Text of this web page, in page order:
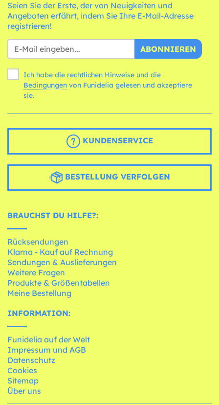
Seien Sie der Erste, der von Neuigkeiten und
Angeboten erfährt, indem Sie Ihre E-Mail-Adresse
registrieren!
ABONNIEREN
Ich habe die rechtlichen Hinweise und die
Bedingungen
sie.
KUNDENSERVICE
BESTELLUNG VERFOLGEN
BRAUCHST DU HILFE?:
Rücksendungen
Klarna - Kauf auf Rechnung
Sendungen & Auslieferungen
Weitere Fragen
Produkte & Größentabellen
Meine Bestellung
INFORMATION:
Funidelia auf der Welt
Impressum und AGB
Datenschutz
Cookies
Sitemap
Über uns